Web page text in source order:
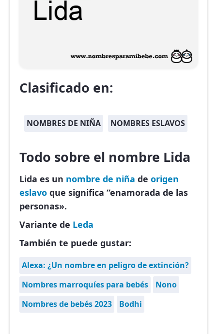
Clasificado en:
NOMBRES DE NIÑA NOMBRES ESLAVOS
Todo sobre el nombre Lida
Lida es un nombre de niña de origen
eslavo que significa “enamorada de las
personas».
Variante de Leda
También te puede gustar:
Alexa: ¿Un nombre en peligro de extinción?
Nombres marroquíes para bebés
Nono
Nombres de bebés 2023
Bodhi